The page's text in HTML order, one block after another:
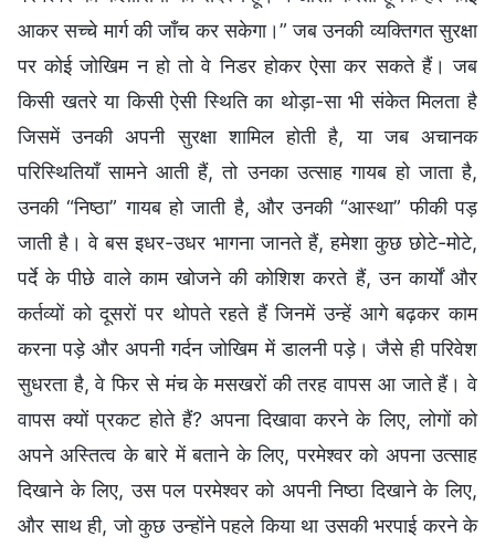
आकर सच्चे मार्ग की जाँच कर सकेगा।” जब उनकी व्यक्तिगत सुरक्षा
पर कोई जोखिम न हो तो वे निडर होकर ऐसा कर सकते हैं। जब
किसी खतरे या किसी ऐसी स्थिति का थोड़ा-सा भी संकेत मिलता है
जिसमें उनकी अपनी सुरक्षा शामिल होती है, या जब अचानक
परिस्थितियाँ सामने आती हैं, तो उनका उत्साह गायब हो जाता है,
उनकी “निष्ठा” गायब हो जाती है, और उनकी “आस्था” फीकी पड़
जाती है। वे बस इधर-उधर भागना जानते हैं, हमेशा कुछ छोटे-मोटे,
पर्दे के पीछे वाले काम खोजने की कोशिश करते हैं, उन कार्यों और
कर्तव्यों को दूसरों पर थोपते रहते हैं जिनमें उन्हें आगे बढ़कर काम
करना पड़े और अपनी गर्दन जोखिम में डालनी पड़े। जैसे ही परिवेश
सुधरता है, वे फिर से मंच के मसखरों की तरह वापस आ जाते हैं। वे
वापस क्यों प्रकट होते हैं? अपना दिखावा करने के लिए, लोगों को
अपने अस्तित्व के बारे में बताने के लिए, परमेश्वर को अपना उत्साह
दिखाने के लिए, उस पल परमेश्वर को अपनी निष्ठा दिखाने के लिए,
और साथ ही, जो कुछ उन्होंने पहले किया था उसकी भरपाई करने के